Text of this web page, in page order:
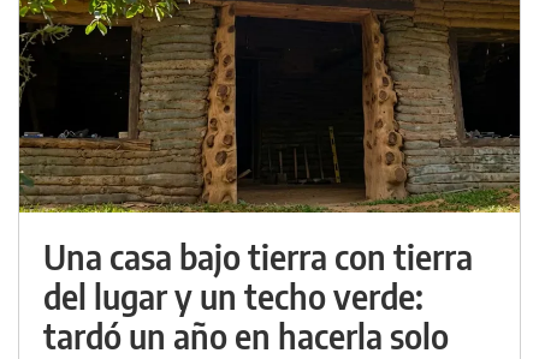
Una casa bajo tierra con tierra
del lugar y un techo verde:
tardó un año en hacerla solo